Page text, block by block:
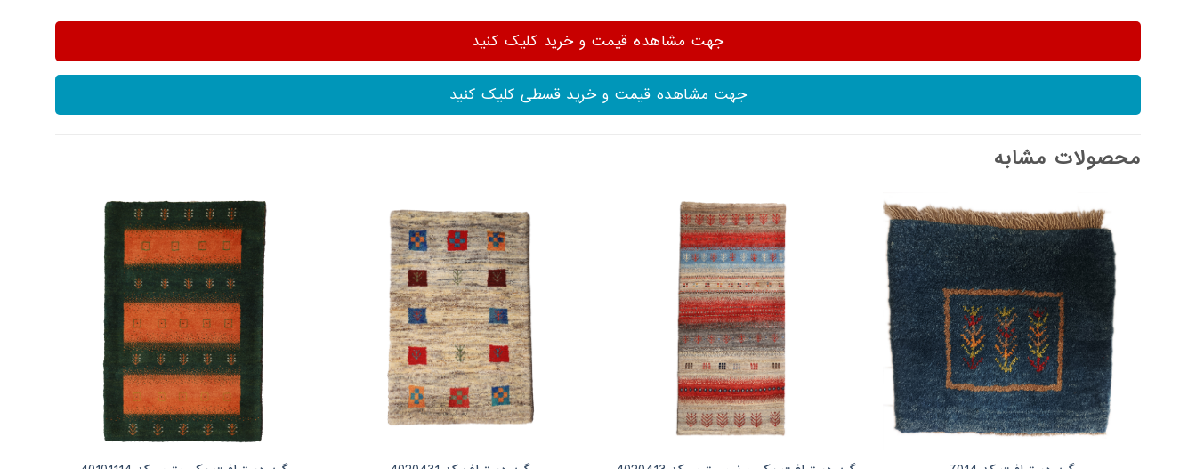
جهت مشاهده قیمت و خرید کلیک کنید
جهت مشاهده قیمت و خرید قسطی کلیک کنید
محصولات مشابه